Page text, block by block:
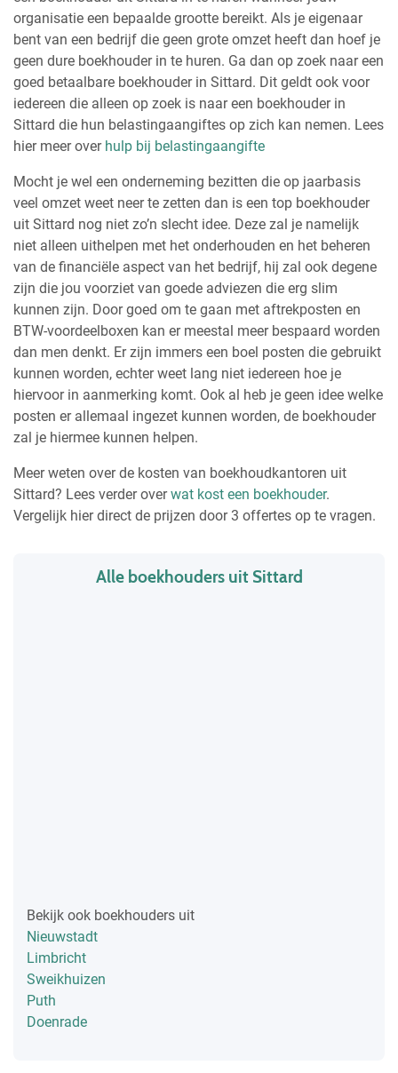
organisatie een bepaalde grootte bereikt. Als je eigenaar
bent van een bedrijf die geen grote omzet heeft dan hoef je
geen dure boekhouder in te huren. Ga dan op zoek naar een
goed betaalbare boekhouder in Sittard. Dit geldt ook voor
iedereen die alleen op zoek is naar een boekhouder in
Sittard die hun belastingaangiftes op zich kan nemen. Lees
hier meer over hulp bij belastingaangifte
Mocht je wel een onderneming bezitten die op jaarbasis
veel omzet weet neer te zetten dan is een top boekhouder
uit Sittard nog niet zo’n slecht idee. Deze zal je namelijk
niet alleen uithelpen met het onderhouden en het beheren
van de financiële aspect van het bedrijf, hij zal ook degene
zijn die jou voorziet van goede adviezen die erg slim
kunnen zijn. Door goed om te gaan met aftrekposten en
BTW-voordeelboxen kan er meestal meer bespaard worden
dan men denkt. Er zijn immers een boel posten die gebruikt
kunnen worden, echter weet lang niet iedereen hoe je
hiervoor in aanmerking komt. Ook al heb je geen idee welke
posten er allemaal ingezet kunnen worden, de boekhouder
zal je hiermee kunnen helpen.
Meer weten over de kosten van boekhoudkantoren uit
Sittard? Lees verder overwat kost een boekhouder.
Vergelijk hier direct de prijzen door 3 offertes op te vragen.
Alle boekhouders uit Sittard
Bekijk ook boekhouders uit
Nieuwstadt
Limbricht
Sweikhuizen
Puth
Doenrade